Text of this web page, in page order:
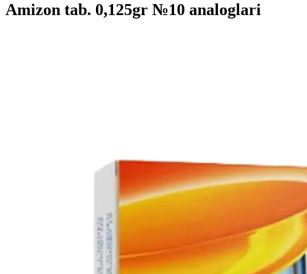
Amizon tab. 0,125gr №10 analoglari